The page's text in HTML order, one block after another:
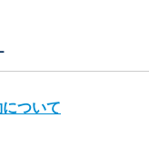
ついて